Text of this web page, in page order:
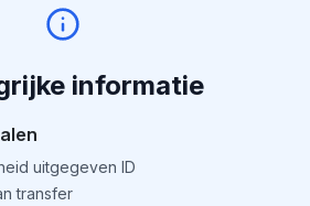
informatie
uitgegeven ID
transfer